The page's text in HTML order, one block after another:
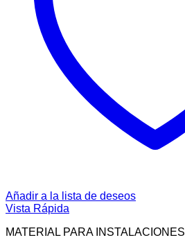
Añadir a la lista de deseos
Vista Rápida
MATERIAL PARA INSTALACIONES